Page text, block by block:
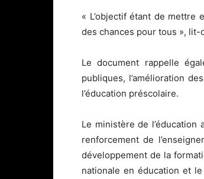
« L’objectif étant de mettre
des chances pour tous », lit-
Le document rappelle
publiques, l’amélioration
l’éducation préscolaire.
Le ministère de
renforcement de
développement de la
nationale en éducation et